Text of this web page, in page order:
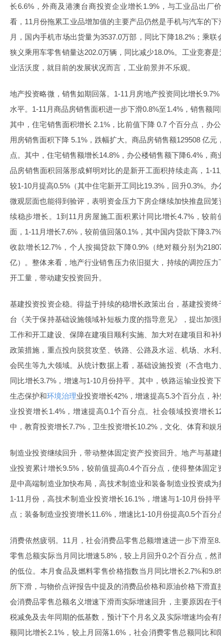
长6.6%，外商及港澳台商投资企业增长1.9%，与工业品出厂
看，11月份拖累工业品增加值的主要产品仍然是手机与汽车的
月，国内手机市场出货量为3537.0万部，同比下降18.2%；乘
狭义乘用车零售销量达202.0万辆，同比减少18.0%。工业竞赛
业活沃度，就目前的发展状况而言，工业前景并不乐观。
地产投资略微，销售如期回落。1-11月 房地产投资同比增长
水平。1-11月商品房销售面积进一步下滑0.8%至1.4%，销售额
其中，住宅销售面积增长 2.1%，比前值下降 0.7 个百分点，办
用房销售面积下降 5.1%，跌幅扩大。商品房销售额129508 亿
点。其中，住宅销售额增长14.8%，办公楼销售额下降6.4%，
品房销售面积回落形成鲜明对比的是新开工面积持续走高，1-
较1-10月提高0.5%（其中住宅新开工同比19.3%，回升0.3%。
微观层面也能得到验评，表明资金压力下房企继续加快推盘回
续稳步增长。1到11月房屋施工面积累计同比增长4.7%，较
面，1-11月增长7.6%，较前值回落0.1%，其中国内贷款下降
收款增长12.7%，个人按揭贷款下降0.9%（绝对额分别为
亿）。整体来看，地产行业销售压力依旧挺大，持续的调控压
开工量，带动建安投资回升。
基建投资投资企稳。得益于持续的稳增长政策出台，基建投资
台《关于保持基础设施领域补短板力度的指导意见》，提出加
工作和开工建设、保障在建项目顺利实施、加大对在建项目和
政策措施，重点投向脱贫攻坚、铁路、公路及水运、机场、水
会民生等九大领域。从统计数据上看，基础设施投资（不含电
同比增长3.7%，增速与1-10月份持平。其中，铁路运输业投资
生态保护和环境治理业投资增长42%，增速提高5.3个百分点，
业投资增长1.4%，增速提高0.1个百分点。社会领域投资增长
中，教育投资增长7.7%，卫生投资增长10.2%，文化、体育和娱
制造业投资继续回升，带动整体固定资产投资回升。地产与基
业投资累计增长9.5%，较前值提高0.4个百分点，使得整体固
是中高端制造业加快布局，高技术制造业和装备制造业投资成
1-11月份，高技术制造业投资增长16.1%，增速与1-10月份持
点；装备制造业投资增长11.6%，增速比1-10月份提高0.5个百分
消费依然疲弱。11月，社会消费品零售总额增速进一步下滑至
零售总额实际当月同比增速5.8%，较上月回升0.2个百分点，
的低位。本月食品及燃料零售价格指数当月同比增长2.7%和
所下滑，与物价点评报告中提及的消费品价格和原油价格下滑
会消费品零售总额名义增速下滑而实际增速回升，主要原因在
税减免及去年同期的低基数，预计下个月名义及实际增速均会
额同比增长2.1%，较上月回落1.6%，社会消费零售总额同比